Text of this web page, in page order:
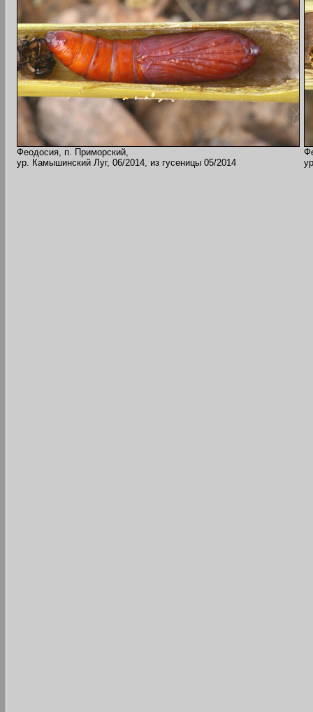
Феодосия, п. Приморский,
ур. Камышинский Луг, 06/2014, из гусеницы 05/2014